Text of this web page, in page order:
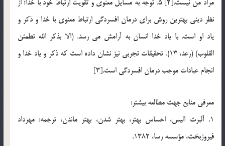
نظر ديني بهترين روش براي درمان افسردگي ارتباط معنوي با خدا و ذكر و
ياد او است. با ياد خدا انسان به آرامش مي رسد. (الا بذكر الله تطمئن
القلوب) (رعد، 13). تحقيقات تجربي نيز نشان داده است كه ذكر و ياد خدا و
انجام عبادات موجب درمان افسردگي است.[3]
معرفي منابع جهت مطالعه بيشتر:
1. آلبرت اليس، احساس بهتر، بهتر شدن، بهتر ماندن، ترجمه: مهرداد
فيروزبخت، مؤسسه رسا، 1382.